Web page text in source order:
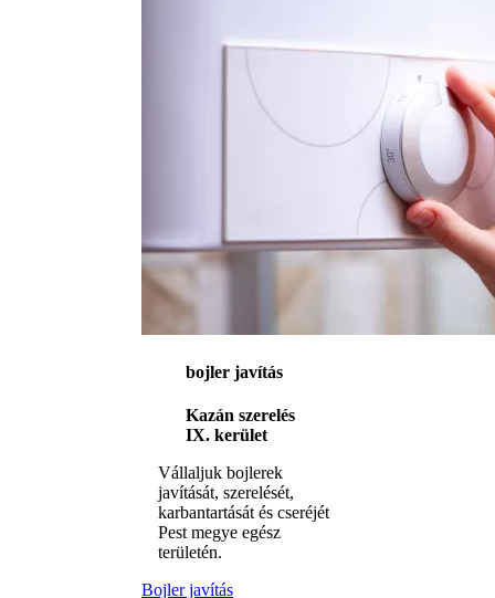
bojler javítás
Kazán szerelés
IX. kerület
Vállaljuk bojlerek
javítását, szerelését,
karbantartását és cseréjét
Pest megye egész
területén.
Bojler javítás